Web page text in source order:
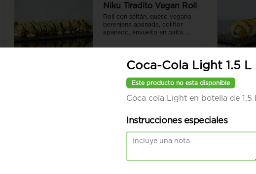
Niku Tiradito Vegan Roll
Roll con seitán, queso vegano,
berenjena apanada, coliflor
apanado, envuelto en palta.
vegano. Sin arroz. 8 piezas.
Red Hummus Vegan
Coca-Cola Light 1.5 L
Este producto no esta disponible
Coca cola Light en botella de 1.5 L
Instrucciones especiales